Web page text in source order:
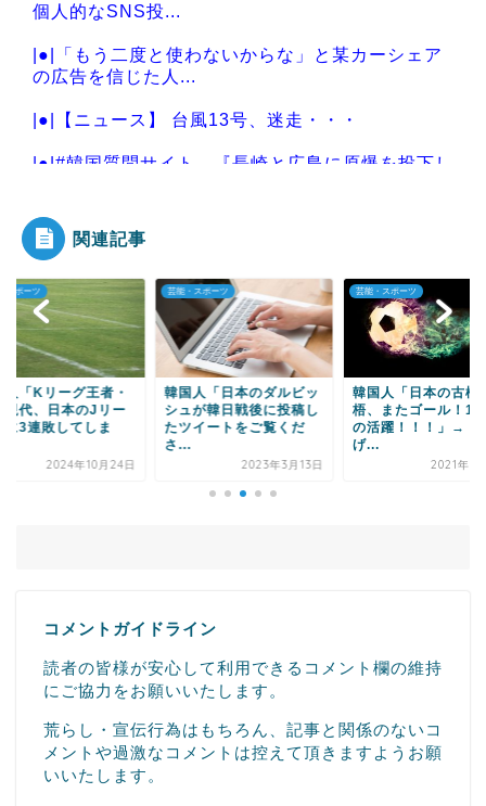
個人的なSNS投...
|●|「もう二度と使わないからな」と某カーシェア
の広告を信じた人...
|●|【ニュース】 台風13号、迷走・・・
|●|#韓国質問サイト 『長崎と広島に原爆を投下し
Powered by livedoor 相互RSS
関連記事
スポーツ
人「Kリーグ王者・
現代、日本のJリー
に3連敗してしま
2024年10月24日
芸能・スポーツ
韓国人「日本のダルビッ
シュが韓日戦後に投稿し
たツイートをご覧くだ
さ...
2023年3月13日
芸能・スポーツ
韓国人「日本の古橋
梧、またゴール！
の活躍！！！」→「
げ...
2021年8
コメントガイドライン
読者の皆様が安心して利用できるコメント欄の維持
にご協力をお願いいたします。
荒らし・宣伝行為はもちろん、記事と関係のないコ
メントや過激なコメントは控えて頂きますようお願
いいたします。